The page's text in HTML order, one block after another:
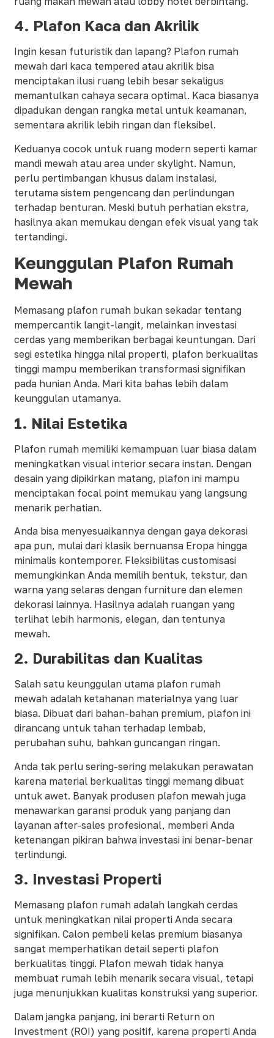
4. Plafon Kaca dan Akrilik
Ingin kesan futuristik dan lapang? Plafon rumah
mewah dari kaca tempered atau akrilik bisa
menciptakan ilusi ruang lebih besar sekaligus
memantulkan cahaya secara optimal. Kaca biasanya
dipadukan dengan rangka metal untuk keamanan,
sementara akrilik lebih ringan dan fleksibel.
Keduanya cocok untuk ruang modern seperti kamar
mandi mewah atau area under skylight. Namun,
perlu pertimbangan khusus dalam instalasi,
terutama sistem pengencang dan perlindungan
terhadap benturan. Meski butuh perhatian ekstra,
hasilnya akan memukau dengan efek visual yang tak
tertandingi.
Keunggulan Plafon Rumah
Mewah
Memasang plafon rumah bukan sekadar tentang
mempercantik langit-langit, melainkan investasi
cerdas yang memberikan berbagai keuntungan. Dari
segi estetika hingga nilai properti, plafon berkualitas
tinggi mampu memberikan transformasi signifikan
pada hunian Anda. Mari kita bahas lebih dalam
keunggulan utamanya.
1. Nilai Estetika
Plafon rumah memiliki kemampuan luar biasa dalam
meningkatkan visual interior secara instan. Dengan
desain yang dipikirkan matang, plafon ini mampu
menciptakan focal point memukau yang langsung
menarik perhatian.
Anda bisa menyesuaikannya dengan gaya dekorasi
apa pun, mulai dari klasik bernuansa Eropa hingga
minimalis kontemporer. Fleksibilitas customisasi
memungkinkan Anda memilih bentuk, tekstur, dan
warna yang selaras dengan furniture dan elemen
dekorasi lainnya. Hasilnya adalah ruangan yang
terlihat lebih harmonis, elegan, dan tentunya
mewah.
2. Durabilitas dan Kualitas
Salah satu keunggulan utama plafon rumah
mewah adalah ketahanan materialnya yang luar
biasa. Dibuat dari bahan-bahan premium, plafon ini
dirancang untuk tahan terhadap lembab,
perubahan suhu, bahkan guncangan ringan.
Anda tak perlu sering-sering melakukan perawatan
karena material berkualitas tinggi memang dibuat
untuk awet. Banyak produsen plafon mewah juga
menawarkan garansi produk yang panjang dan
layanan after-sales profesional, memberi Anda
ketenangan pikiran bahwa investasi ini benar-benar
terlindungi.
3. Investasi Properti
Memasang plafon rumah adalah langkah cerdas
untuk meningkatkan nilai properti Anda secara
signifikan. Calon pembeli kelas premium biasanya
sangat memperhatikan detail seperti plafon
berkualitas tinggi. Plafon mewah tidak hanya
membuat rumah lebih menarik secara visual, tetapi
juga menunjukkan kualitas konstruksi yang superior.
Dalam jangka panjang, ini berarti Return on
Investment (ROI) yang positif, karena properti Anda